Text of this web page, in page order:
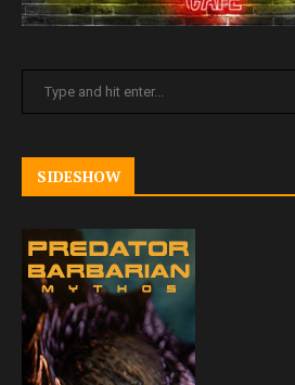
SIDESHOW